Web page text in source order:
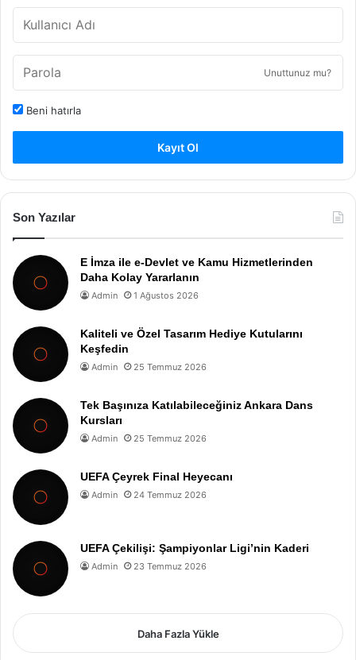
Unuttunuz mu?
Beni hatırla
Kayıt Ol
Son Yazılar
E İmza ile e-Devlet ve Kamu Hizmetlerinden
Daha Kolay Yararlanın
Admin 1 Ağustos 2026
Kaliteli ve Özel Tasarım Hediye Kutularını
Keşfedin
Admin 25 Temmuz 2026
Tek Başınıza Katılabileceğiniz Ankara Dans
Kursları
Admin 25 Temmuz 2026
UEFA Çeyrek Final Heyecanı
Admin 24 Temmuz 2026
UEFA Çekilişi: Şampiyonlar Ligi’nin Kaderi
Admin 23 Temmuz 2026
Daha Fazla Yükle